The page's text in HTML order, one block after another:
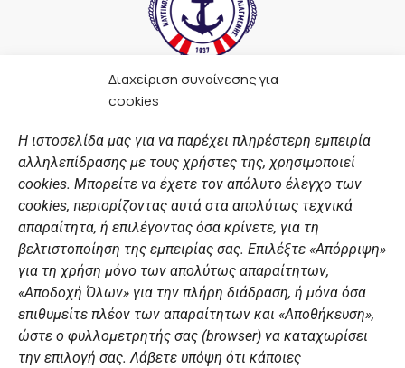
Διαχείριση συναίνεσης για
cookies
Η ιστοσελίδα μας για να παρέχει πληρέστερη εμπειρία
αλληλεπίδρασης με τους χρήστες της, χρησιμοποιεί
cookies. Μπορείτε να έχετε τον απόλυτο έλεγχο των
cookies, περιορίζοντας αυτά στα απολύτως τεχνικά
απαραίτητα, ή επιλέγοντας όσα κρίνετε, για τη
βελτιστοποίηση της εμπειρίας σας. Επιλέξτε «Απόρριψη»
για τη χρήση μόνο των απολύτως απαραίτητων,
«Αποδοχή Όλων» για την πλήρη διάδραση, ή μόνα όσα
επιθυμείτε πλέον των απαραίτητων και «Αποθήκευση»,
ώστε ο φυλλομετρητής σας (browser) να καταχωρίσει
την επιλογή σας. Λάβετε υπόψη ότι κάποιες
F
a
e
b
o
o
k
t
a
g
r
a
m
t
u
b
e
n
k
e
d
i
n
ΣΎΝΔΕΣΜΟΙ
Αθλητικές σχολές
Διάπλους
Χορηγοί
Summer Camp
ΠΡΟΣΩΠΙΚΑ ΔΕΔΟΜΕΝΑ